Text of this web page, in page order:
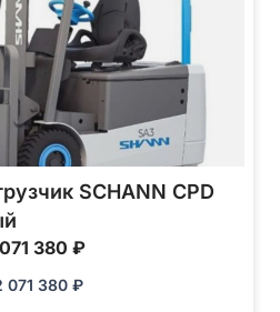
SCHANN CPD
380 ₽
071 380 ₽